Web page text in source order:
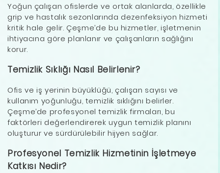
Yoğun çalışan ofislerde ve ortak alanlarda, özellikle
grip ve hastalık sezonlarında dezenfeksiyon hizmeti
kritik hale gelir. Çeşme’de bu hizmetler, işletmenin
ihtiyacına göre planlanır ve çalışanların sağlığını
korur.
Temizlik Sıklığı Nasıl Belirlenir?
Ofis ve iş yerinin büyüklüğü, çalışan sayısı ve
kullanım yoğunluğu, temizlik sıklığını belirler.
Çeşme’de profesyonel temizlik firmaları, bu
faktörleri değerlendirerek uygun temizlik planını
oluşturur ve sürdürülebilir hijyen sağlar.
Profesyonel Temizlik Hizmetinin İşletmeye
Katkısı Nedir?